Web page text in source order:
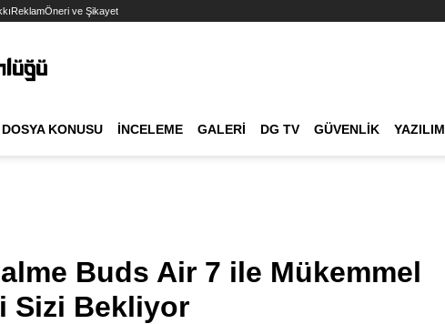
ReklamÖneri ve Şikayet
DOSYA KONUSU İNCELEME GALERI DG TV GÜVENLIK YAZILIM
Buds Air 7 ile Mükemmel
Sizi Bekliyor